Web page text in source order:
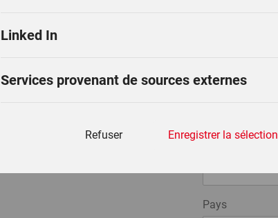
Code postal*
Pays
Linked In
Services provenant de sources externes
Refuser Enregistrer la sélection